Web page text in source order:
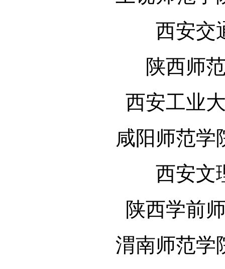
西安交
陕西师
西安工业
咸阳师范学
西安文
陕西学前
渭南师范学